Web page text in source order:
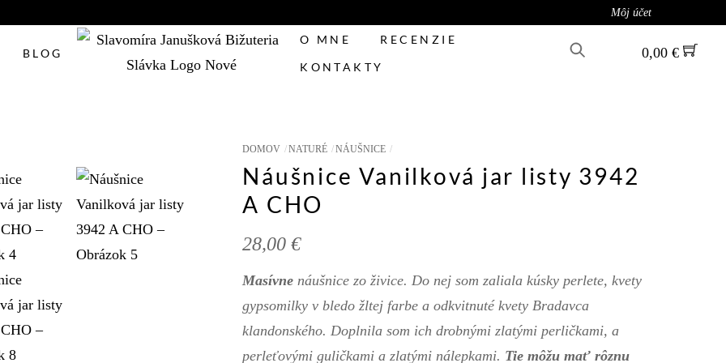
Môj účet
BLOG
O MNE RECENZIE
KONTAKTY
0,00 €
DOMOV NATURÉ NÁUŠNICE
Náušnice Vanilková jar listy 3942
A CHO
28,00€
Masívne náušnice zo živice. Do nej som zaliala kúsky perlete, kvety
gypsomilky v bledo žltej farbe a odkvitnuté kvety Bradavca
klandonského. Doplnila som ich drobnými zlatými perličkami, a
perleťovými guličkami a zlatými nálepkami. Tie môžu mať rôznu